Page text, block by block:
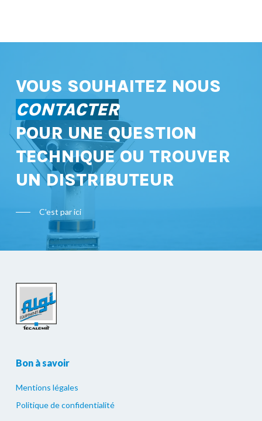
VOUS SOUHAITEZ NOUS
CONTACTER
POUR UNE QUESTION
TECHNIQUE OU TROUVER
UN DISTRIBUTEUR
C'est par ici
Bon à savoir
Mentions légales
Politique de confidentialité